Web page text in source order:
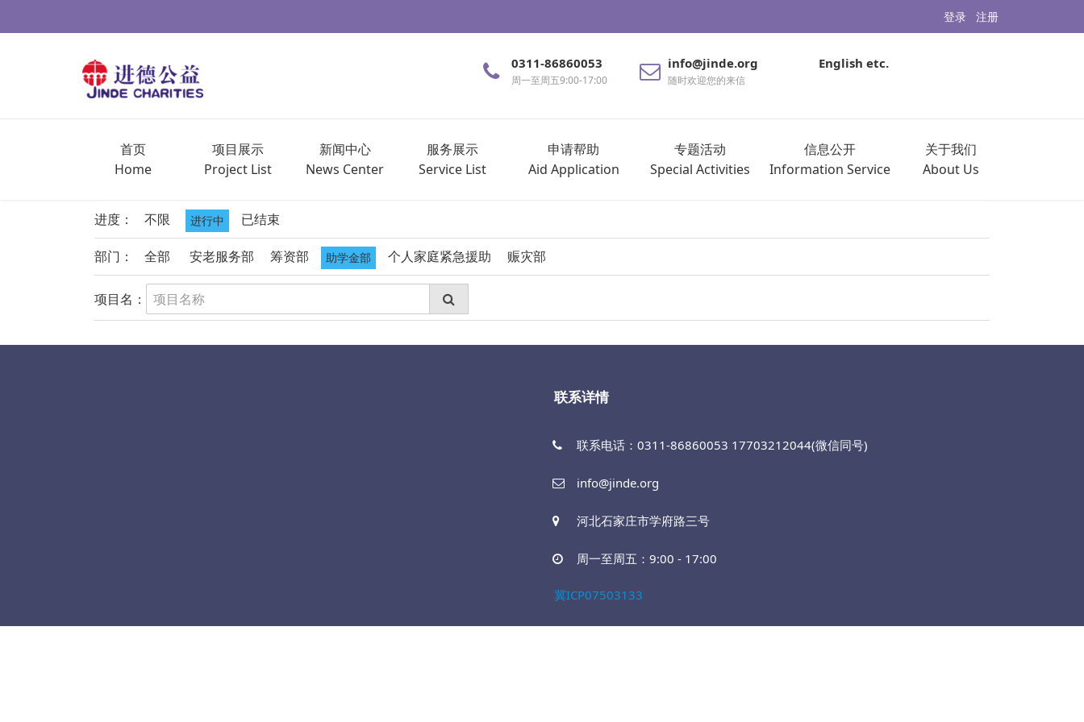
登录 注册
0311-86860053
周一至周五9:00-17:00
info@jinde.org
随时欢迎您的来信
English etc.
首页
Home
项目展示
Project List
新闻中心
News Center
服务展示
Service List
申请帮助
Aid Application
专题活动
Special Activities
信息公开
Information Service
关于我们
About Us
进度： 不限 进行中 已结束
部门： 全部 安老服务部 筹资部 助学金部 个人家庭紧急援助 赈灾部
项目名：
联系详情
联系电话：0311-86860053 17703212044(微信同号)
info@jinde.org
河北石家庄市学府路三号
周一至周五：9:00 - 17:00
冀ICP07503133